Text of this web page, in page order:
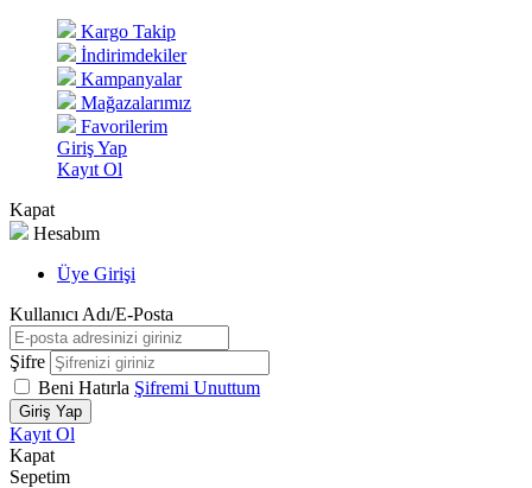
Kargo Takip
İndirimdekiler
Kampanyalar
Mağazalarımız
Favorilerim
Giriş Yap
Kayıt Ol
Kapat
Hesabım
Üye Girişi
Kullanıcı Adı/E-Posta
Şifre
Beni Hatırla Şifremi Unuttum
Giriş Yap
Kayıt Ol
Kapat
Sepetim